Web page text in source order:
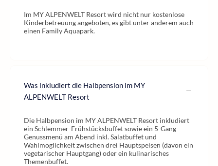
Im MY ALPENWELT Resort wird nicht nur kostenlose
Kinderbetreuung angeboten, es gibt unter anderem auch
einen Family Aquapark.
Was inkludiert die Halbpension im MY
ALPENWELT Resort
Die Halbpension im MY ALPENWELT Resort inkludiert
ein Schlemmer-Frühstücksbuffet sowie ein 5-Gang-
Genussmenü am Abend inkl. Salatbuffet und
Wahlmöglichkeit zwischen drei Hauptspeisen (davon ein
vegetarischer Hauptgang) oder ein kulinarisches
Themenbuffet.